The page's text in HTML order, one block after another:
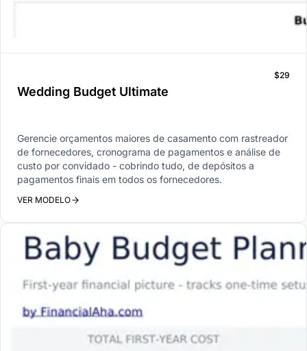
Wedding Budget Ultimate
$29
Gerencie orçamentos maiores de casamento com rastreador
de fornecedores, cronograma de pagamentos e análise de
custo por convidado - cobrindo tudo, de depósitos a
pagamentos finais em todos os fornecedores.
VER MODELO